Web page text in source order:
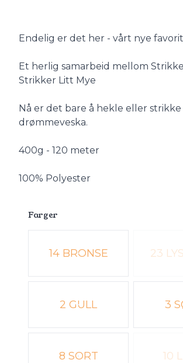
Endelig er det her - vårt nye
Et herlig samarbeid mellom
Strikker Litt Mye
Nå er det bare å hekle eller strikke
drømmeveska.
400g - 120 meter
100% Polyester
Farger
Velg en Farger
14 BRONSE 23
2 GULL 3
8 SORT 10